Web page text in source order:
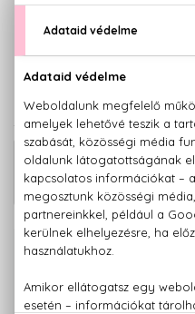
Cool Water
100% eredeti termékek,
Kérdésed van, elakadtál?